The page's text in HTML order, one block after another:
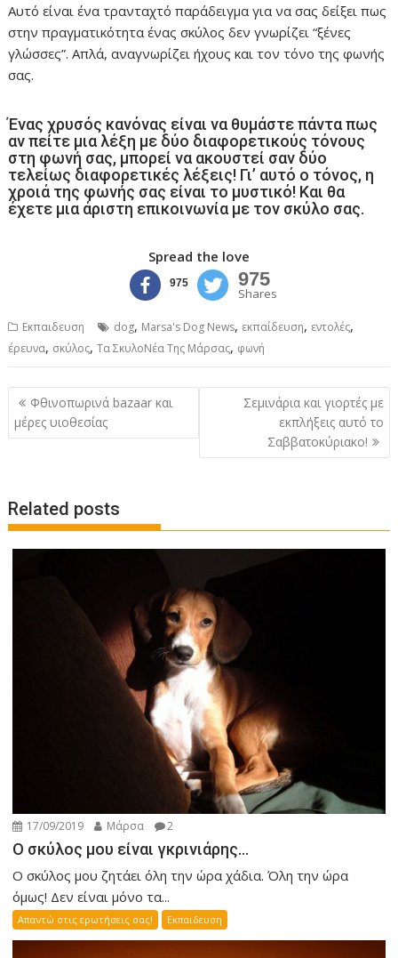
Αυτό είναι ένα τρανταχτό παράδειγμα για να σας δείξει πως
στην πραγματικότητα ένας σκύλος δεν γνωρίζει “ξένες
γλώσσες”. Απλά, αναγνωρίζει ήχους και τον τόνο της φωνής
σας.
Ένας χρυσός κανόνας είναι να θυμάστε πάντα πως
αν πείτε μια λέξη με δύο διαφορετικούς τόνους
στη φωνή σας, μπορεί να ακουστεί σαν δύο
τελείως διαφορετικές λέξεις! Γι’ αυτό ο τόνος, η
χροιά της φωνής σας είναι το μυστικό! Και θα
έχετε μια άριστη επικοινωνία με τον σκύλο σας.
Spread the love
975 975
Shares
Εκπαιδευση dog, Marsa's Dog News, εκπαίδευση, εντολές,
έρευνα, σκύλος,Τα ΣκυλοΝέα Της Μάρσας, φωνή
Post
navigation
Φθινοπωρινά bazaar και
μέρες υιοθεσίας
Σεμινάρια και γιορτές με
εκπλήξεις αυτό το
Σαββατοκύριακο!
Related posts
17/09/2019 Μάρσα 2
Ο σκύλος μου είναι γκρινιάρης…
Ο σκύλος μου ζητάει όλη την ώρα χάδια. Όλη την ώρα
όμως! Δεν είναι μόνο τα...
Απαντώ στις ερωτήσεις σας! Εκπαιδευση